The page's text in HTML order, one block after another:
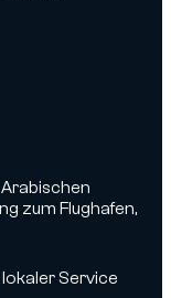
zum Flughafen,
Service